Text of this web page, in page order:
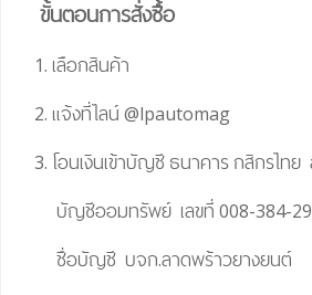
ขั้นตอนการสั่งซื้อ
1. เลือกสินค้า
2. แจ้งที่ไลน์ @lpautomag
3. โอนเงินเข้าบัญชี ธนาคาร กสิกรไท
บัญชีออมทรัพย์ เลขที่ 008-384-
ชื่อบัญชี บจก.ลาดพร้าวยางยนต์